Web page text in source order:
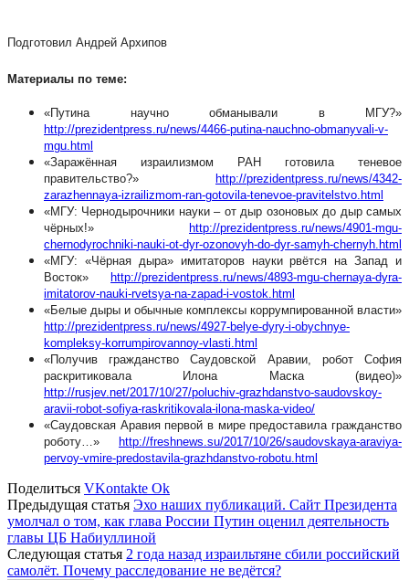
Подготовил Андрей Архипов
Материалы по теме:
«Путина научно обманывали в МГУ?»
http://prezidentpress.ru/news/4466-putina-nauchno-obmanyvali-v-
mgu.html
«Заражённая израилизмом РАН готовила теневое
правительство?»
http://prezidentpress.ru/news/4342-
zarazhennaya-izrailizmom-ran-gotovila-tenevoe-pravitelstvo.html
«МГУ: Чернодырочники науки – от дыр озоновых до дыр самых
чёрных!»
http://prezidentpress.ru/news/4901-mgu-
chernodyrochniki-nauki-ot-dyr-ozonovyh-do-dyr-samyh-chernyh.html
«МГУ: «Чёрная дыра» имитаторов науки рвётся на Запад и
Восток»
http://prezidentpress.ru/news/4893-mgu-chernaya-dyra-
imitatorov-nauki-rvetsya-na-zapad-i-vostok.html
«Белые дыры и обычные комплексы коррумпированной власти»
http://prezidentpress.ru/news/4927-belye-dyry-i-obychnye-
kompleksy-korrumpirovannoy-vlasti.html
«Получив гражданство Саудовской Аравии, робот София
раскритиковала Илона Маска (видео)»
http://rusjev.net/2017/10/27/poluchiv-grazhdanstvo-saudovskoy-
aravii-robot-sofiya-raskritikovala-ilona-maska-video/
«Саудовская Аравия первой в мире предоставила гражданство
роботу…»
http://freshnews.su/2017/10/26/saudovskaya-araviya-
pervoy-vmire-predostavila-grazhdanstvo-robotu.html
Поделиться VKontakte Ok
Предыдущая статья Эхо наших публикаций. Сайт Президента
умолчал о том, как глава России Путин оценил деятельность
главы ЦБ Набиуллиной
Следующая статья 2 года назад израильтяне сбили российский
самолёт. Почему расследование не ведётся?